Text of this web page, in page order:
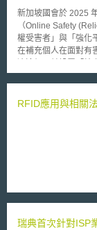
立信任措施以及自願
打擊國際恐怖主義備
Cooperation to
主義，其中合作內容
及打擊恐怖活動等。 次之，在東協-澳洲智慧城市倡議(ASEAN-
在五年內投資3000
育、培訓、技術援助
是針對微型、中小企
以及提高生活水準，
之國際標準將有助於
新加坡國會於 2025
（Online Safety
權受害者」與「強化
在補充個人在面對有
理投訴與發布救濟指令的專責機關。
abuse），以及惡意
或網站管理者提起民
意的是，OSRA宣告
RFID應用與相關
瑞典首次針對ISP